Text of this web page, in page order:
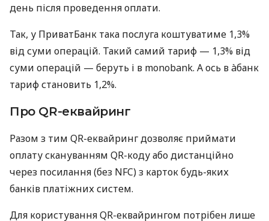
день після проведення оплати.
Так, у ПриватБанк така послуга коштуватиме 1,3%
від суми операцій. Такий самий тариф — 1,3% від
суми операцій — беруть і в monobank. А ось в àбанк
тариф становить 1,2%.
Про QR-еквайринг
Разом з тим QR-еквайринг дозволяє приймати
оплату скануванням QR-коду або дистанційно
через посилання (без NFC) з карток будь-яких
банків платіжних систем.
Для користування QR-еквайрингом потрібен лише